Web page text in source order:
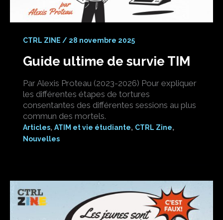
CTRL ZINE / 28 novembre 2025
Guide ultime de survie TIM
Par Alexis Proteau (2023-2026) Pour expliquer
les différentes étapes de tortures
consentantes des différentes sessions au plus
commun des mortels.
Articles, ATIM et vie étudiante, CTRL Zine,
Nouvelles